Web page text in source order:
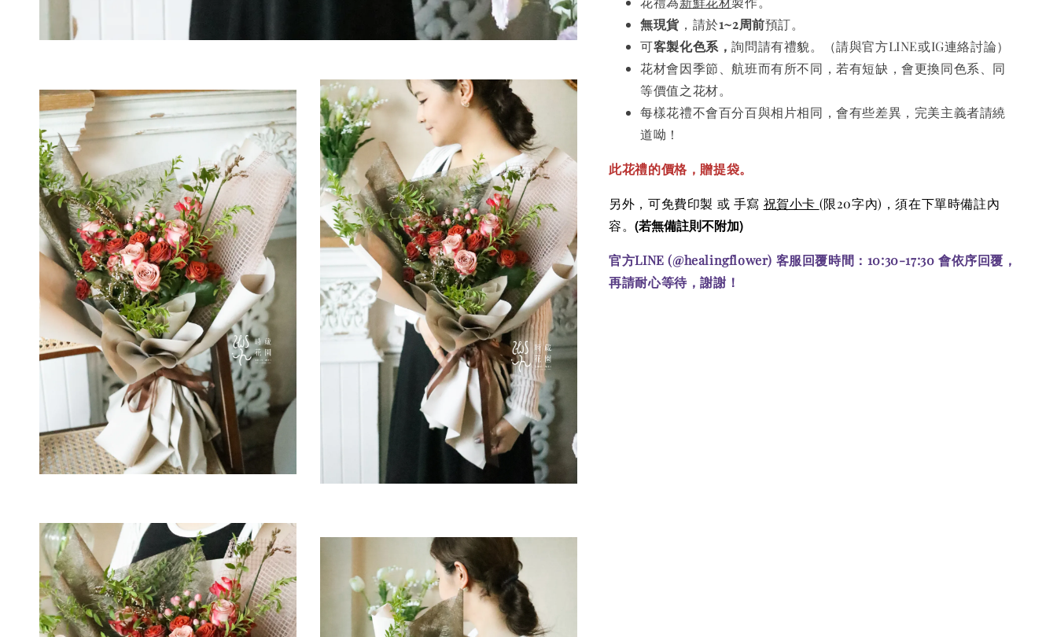
無現貨 ，請於1~2周前預訂。
可客製化色系，詢問請有禮貌。（請與官方LINE或IG連絡討論）
花材會因季節、航班而有所不同，若有短缺，會更換同色系、同
等價值之花材。
每樣花禮不會百分百與相片相同，會有些差異，完美主義者請繞
道呦！
此花禮的價格 ，贈提袋。
另外，可免費印製 或 手寫 祝賀小卡 (限20字內)，須在下單時備註內
容。(若無備註則不附加)
官方LINE (@healingflower) 客服回覆時間：10:30-17:30 會依序回覆，
再請耐心等待，謝謝！